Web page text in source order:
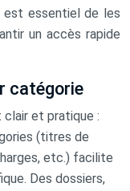
est essentiel de les
un accès rapide
catégorie
et pratique :
(titres de
etc.) facilite
Des dossiers,